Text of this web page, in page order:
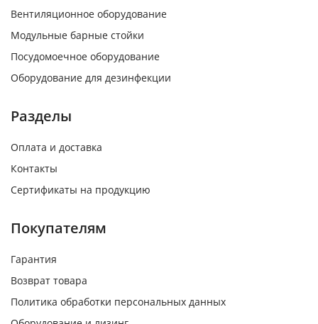
Вентиляционное оборудование
Модульные барные стойки
Посудомоечное оборудование
Оборудование для дезинфекции
Разделы
Оплата и доставка
Контакты
Сертификаты на продукцию
Покупателям
Гарантия
Возврат товара
Политика обработки персональных данных